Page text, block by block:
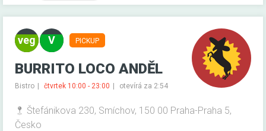
PICKUP
BURRITO LOCO ANDĚL
Bistro čtvrtek 10:00 - 23:00 otevírá za 2:54
Štefánikova 230, Smíchov, 150 00 Praha-Praha 5,
Česko